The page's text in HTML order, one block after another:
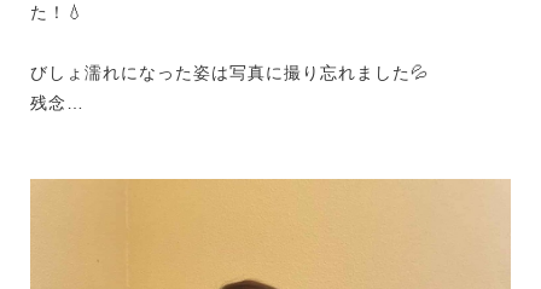
た！
💧
びしょ濡れになった姿は写真に撮り忘れました💦
残念…